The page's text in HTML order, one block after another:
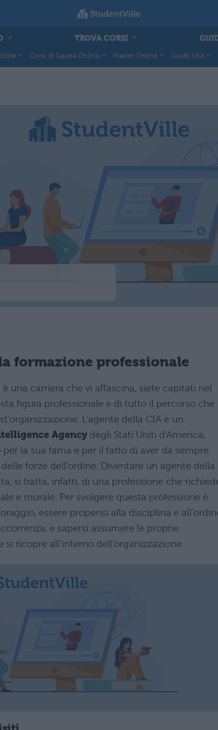
TROVA CORSI
Corsi di Laurea Online Master Online Guide Utili
formazione professionale
è una carriera che vi affascina, siete capitati nel
figura professionale e di tutto il percorso che
L’agente della CIA è un
Agency degli Stati Uniti d’America,
la sua fama e per il fatto di aver da sempre
forze dell’ordine. Diventare un agente della
si tratta, infatti, di una professione che
e morale. Per svolgere questa professione è
essere propensi alla disciplina e
e sapersi assumere le proprie
ricopre all’interno dell’organizzazione.